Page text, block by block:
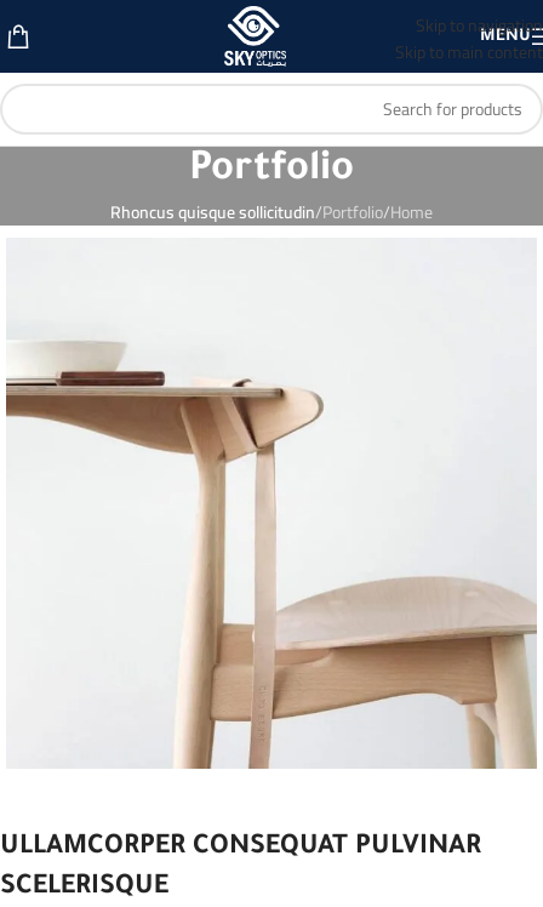
Skip to navigation
Skip to main content
MENU
Portfolio
Home
/
Portfolio
/
Rhoncus quisque sollicitudin
ULLAMCORPER CONSEQUAT PULVINAR
SCELERISQUE